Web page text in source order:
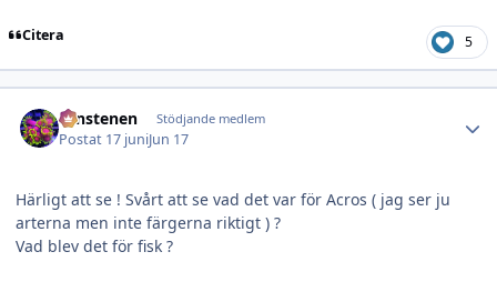
Citera 5
runstenen Stödjande medlem
Postat 17 juniJun 17
Härligt att se ! Svårt att se vad det var för Acros ( jag ser ju
arterna men inte färgerna riktigt ) ?
Vad blev det för fisk ?